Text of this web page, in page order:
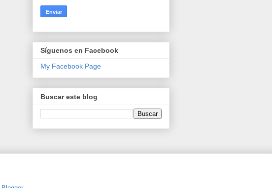
Síguenos en Facebook
My Facebook Page
Buscar este blog